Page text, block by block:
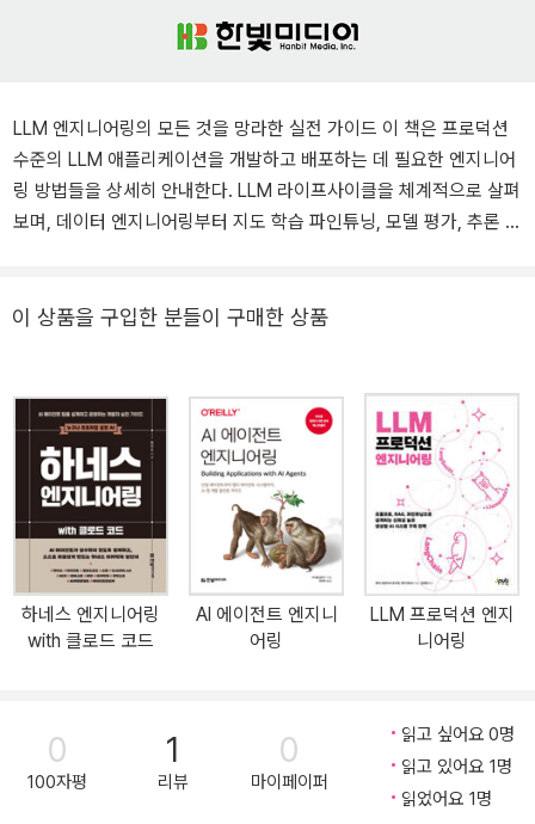
LLM 엔지니어링의 모든 것을 망라한 실전 가이드 이 책은 프로덕션
수준의 LLM 애플리케이션을 개발하고 배포하는 데 필요한 엔지니어
링 방법들을 상세히 안내한다. LLM 라이프사이클을 체계적으로 살펴
보며, 데이터 엔지니어링부터 지도 학습 파인튜닝, 모델 평가, 추론 최
글쓰기 스타일과 성격을 모방하는 AI를 구현하며, 데이터 수집과 전
부터 모델 최적화까지의 전 과정을 단계별로 학습해보며, LLM 엔지
니어링 역량을 한 단계 더 높이길 바란다. 누구를 위한 책 인가요? ●
LLM 개발자: 챗GPT 활용을 넘어, 직접 AI 시스템을 만들고 싶은 개
발자 ● AI 엔지니어: RAG, LoRA·QLoRA 등 최신 기법을 실습하고
싶은 전문가 ● ML 시스템 엔지니어: LLMOps 기반으로 AI를 서비스
에 안정적으로 배포·운영하고 싶은 분 ● 기술 리더: 데이터 설계부터
배포까지 LLM 구축 전 과정을 체계적으로 배우고 싶은 팀장 무엇을
주로 다루나요? ● LLM 애플리케이션 아키텍처 설계: 개인화된 AI 캐
릭터 'LLM Twin' 기획 및 시스템 구성 ● 데이터 수집 및 전처리: 웹
학습 파인튜닝(SFT): 지시문 데이터셋 생성 + LoRA·QLoRA 활용 ●
직접 선호 최적화(DPO): 사용자 선호를 반영한 정렬 파인튜닝 ● 모
델 평가 및 튜닝: LLM·RAG 성능 측정 및 TwinLlama 실험 ● 추론 최
이 상품을 구입한 분들이 구매한 상품
하네스 엔지니어링
with 클로드 코드
AI 에이전트 엔지니
어링
LLM 프로덕션 엔지
니어링
0
100자평
1
리뷰
0
마이페이퍼
읽고 싶어요 0명
읽고 있어요 1명
읽었어요 1명